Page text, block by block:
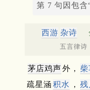
第 7 句因包含
西游 杂诗
五言律
茅店鸡声外， 柴
疏星涵 积水 ， 残